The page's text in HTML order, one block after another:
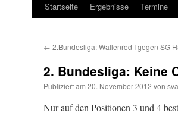
Zum
springen
Startseite Ergebnisse Termine
← 2.Bundesliga: Wallenrod I gegen SG
2. Bundesliga: Keine
Publiziert am 20. November 2012 von
Nur auf den Positionen 3 und 4